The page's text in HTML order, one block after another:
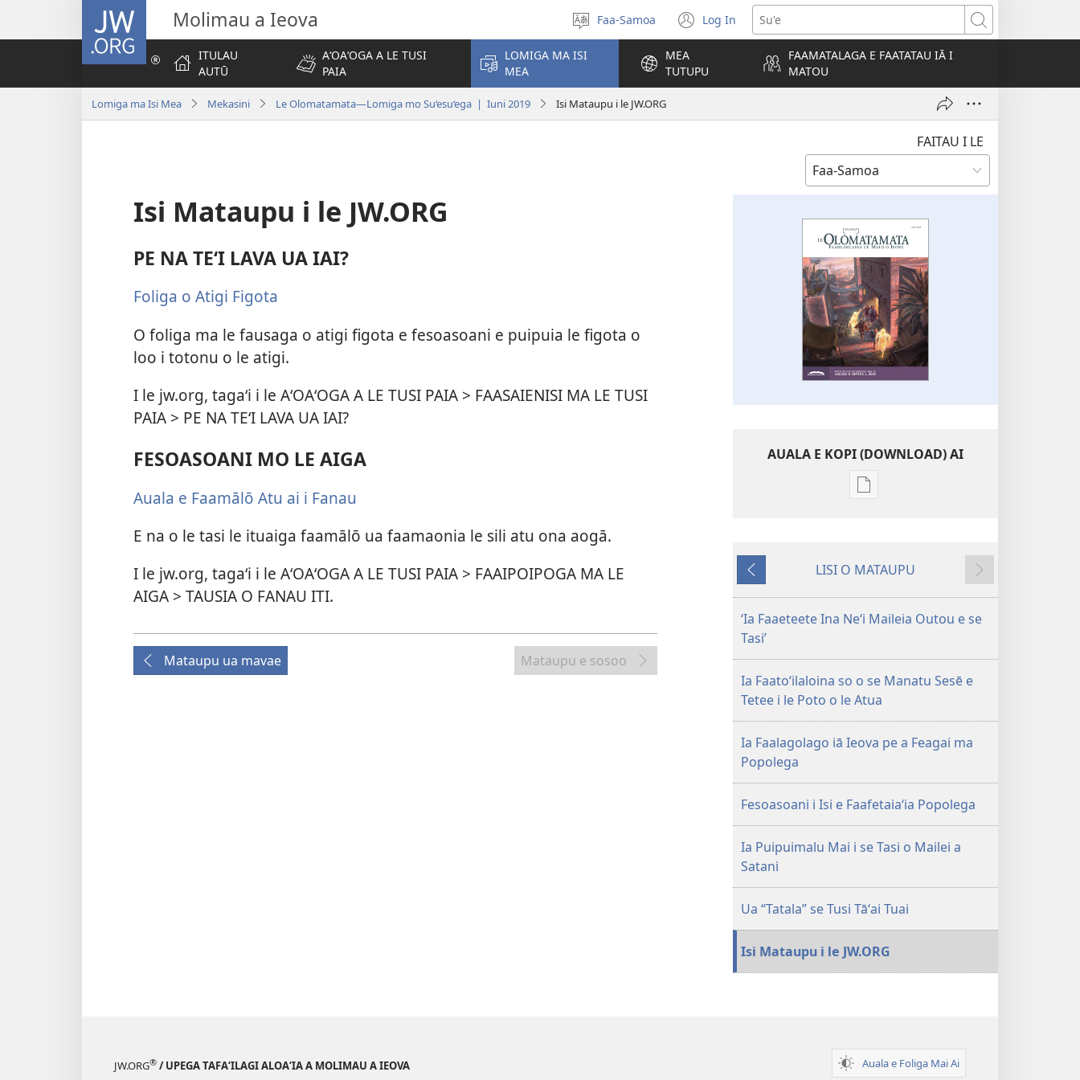
JW.ORG Molimau a Ieova
Filifili
le
gagana
Faa-Samoa Log In
(tatala
se
polokalame)
Su'e
ITULAU
AUTŪ
AʻOAʻOGA A LE TUSI
PAIA
LOMIGA MA ISI
MEA
MEA
TUTUPU
FAAMATALAGA E FAATATAU IĀ I
MATOU
Lomiga ma Isi Mea Mekasini Le Olomatamata—Lomiga mo Su‘esu‘ega | Iuni 2019 Isi Mataupu i le JW.ORG
FAITAU I LE
Isi Mataupu i le JW.ORG
PE NA TEʻI LAVA UA IAI?
Foliga o Atigi Figota
O foliga ma le fausaga o atigi figota e fesoasoani e puipuia le figota o
loo i totonu o le atigi.
I le jw.org, tagaʻi i le AʻOAʻOGA A LE TUSI PAIA > FAASAIENISI MA LE TUSI
PAIA > PE NA TEʻI LAVA UA IAI?
FESOASOANI MO LE AIGA
Auala e Faamālō Atu ai i Fanau
E na o le tasi le ituaiga faamālō ua faamaonia le sili atu ona aogā.
I le jw.org, tagaʻi i le AʻOAʻOGA A LE TUSI PAIA > FAAIPOIPOGA MA LE
AIGA > TAUSIA O FANAU ITI.
Mataupu ua mavae Mataupu e sosoo
AUALA E KOPI (DOWNLOAD) AI
Vaega
se
LE
OLOMATAMATA
MO
SU‘ESU‘EGA
Iuni 2019
Mataupu
ua
mavae
LISI O MATAUPU
Mataupu
e
sosoo
ʻIa Faaeteete Ina Neʻi Maileia Outou e se
Tasi’
Ia Faatoʻilaloina so o se Manatu Sesē e
Tetee i le Poto o le Atua
Ia Faalagolago iā Ieova pe a Feagai ma
Popolega
Fesoasoani i Isi e Faafetaiaʻia Popolega
Ia Puipuimalu Mai i se Tasi o Mailei a
Satani
Ua “Tatala” se Tusi Tāʻai Tuai
Isi Mataupu i le JW.ORG
JW.ORG® / UPEGA TAFA‘ILAGI ALOA‘IA A MOLIMAU A IEOVA Auala e Foliga Mai Ai